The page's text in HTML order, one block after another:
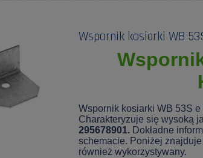
Wspornik kosiarki WB
Wspornik kosiarki WB 53S
Charakteryzuje się wysoką
295678901. Dokładne
schemacie. Poniżej
również wykorzystywany.